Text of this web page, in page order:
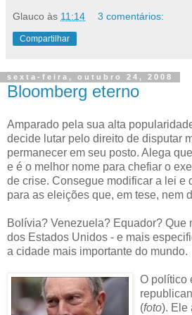
Glauco às 11:14 3 comentários:
Compartilhar
sexta-feira, outubro 24, 2008
Bloomberg eterno
Amparado pela sua alta
decide lutar pelo direito de disputar
permanecer em seu posto. Alega
e é o melhor nome para chefiar o
de crise. Consegue modificar a lei e
para as eleições que, em tese, nem
Bolívia? Venezuela? Equador? Que
dos Estados Unidos - e mais
a cidade mais importante do mundo.
O político
(foto). Ele